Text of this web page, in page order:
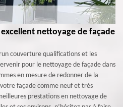
nettoyage de façade
couverture qualifications et les
pour le nettoyage de façade dans
en mesure de redonner de la
façade comme neuf et très
prestations en nettoyage de